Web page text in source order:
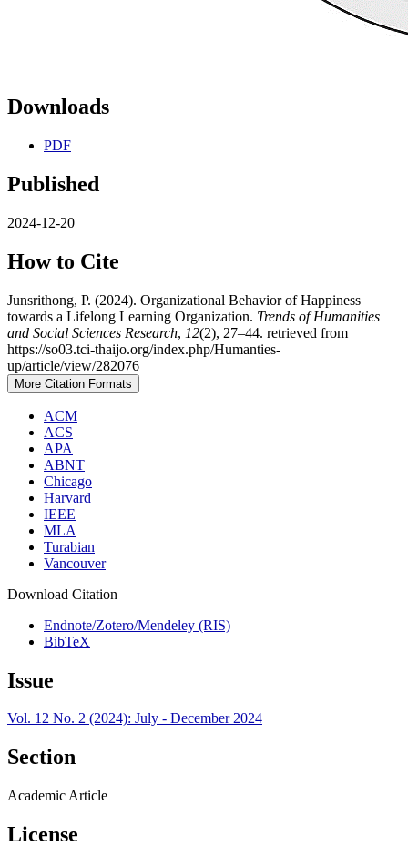
Downloads
PDF
Published
2024-12-20
How to Cite
Junsrithong, P. (2024). Organizational Behavior of Happiness
towards a Lifelong Learning Organization. Trends of Humanities
and Social Sciences Research, 12(2), 27–44. retrieved from
https://so03.tci-thaijo.org/index.php/Humanties-
up/article/view/282076
More Citation Formats
ACM
ACS
APA
ABNT
Chicago
Harvard
IEEE
MLA
Turabian
Vancouver
Download Citation
Endnote/Zotero/Mendeley (RIS)
BibTeX
Issue
Vol. 12 No. 2 (2024): July - December 2024
Section
Academic Article
License